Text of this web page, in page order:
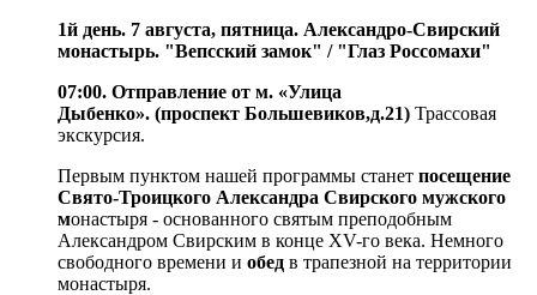
1й день. 7 августа, пятница. Александро-Свирский
монастырь. "Вепсский замок" / "Глаз Россомахи"
07:00. Отправление от м. «Улица
Дыбенко». (проспект Большевиков,д.21) Трассовая
экскурсия.
Первым пунктом нашей программы станет посещение
Свято-Троицкого Александра Свирского мужского
монастыря - основанного святым преподобным
Александром Свирским в конце ХV-го века. Немного
свободного времени и обед в трапезной на территории
монастыря.